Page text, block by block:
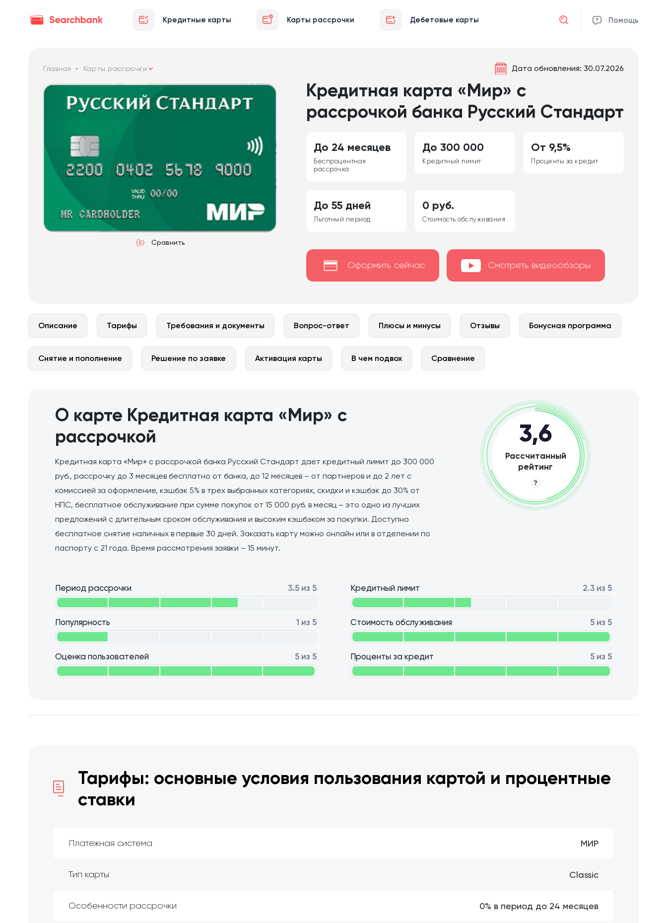
Кредитные карты Карты рассрочки Дебетовые карты Помощь
Отмена
Главная Карты рассрочки
Сравнить
Дата обновления: 30.07.2026
Кредитная карта «Мир» с
рассрочкой банка Русский Стандарт
До 24 месяцев
Беспроцентная
рассрочка
До 300 000
Кредитный лимит
От 9,5%
Проценты за кредит
До 55 дней
Льготный период
0 руб.
Стоимость обслуживания
Оформить сейчас Смотреть видеообзоры
Описание Тарифы Требования и документы Вопрос-ответ Плюсы и минусы Отзывы Бонусная программа
Снятие и пополнение Решение по заявке Активация карты В чем подвох Сравнение
О карте Кредитная карта «Мир» с
рассрочкой
Кредитная карта «Мир» с рассрочкой банка Русский Стандарт дает кредитный лимит до 300 000
руб., рассрочку до 3 месяцев бесплатно от банка, до 12 месяцев – от партнеров и до 2 лет с
комиссией за оформление, кэшбэк 5% в трех выбранных категориях, скидки и кэшбэк до 30% от
НПС, бесплатное обслуживание при сумме покупок от 15 000 руб. в месяц – это одно из лучших
предложений с длительным сроком обслуживания и высоким кэшбэком за покупки. Доступно
бесплатное снятие наличных в первые 30 дней. Заказать карту можно онлайн или в отделении по
паспорту с 21 года. Время рассмотрения заявки – 15 минут.
Кредитный лимит 2.3 из 5
Стоимость обслуживания 5 из 5
Проценты за кредит 5 из 5
Период рассрочки 3.5 из 5
Популярность 1 из 5
Оценка пользователей 5 из 5
3,6
Рассчитанный
рейтинг
Тарифы: основные условия пользования картой и процентные
ставки
Платежная система МИР
Тип карты Classic
Особенности рассрочки 0% в период до 24 месяцев